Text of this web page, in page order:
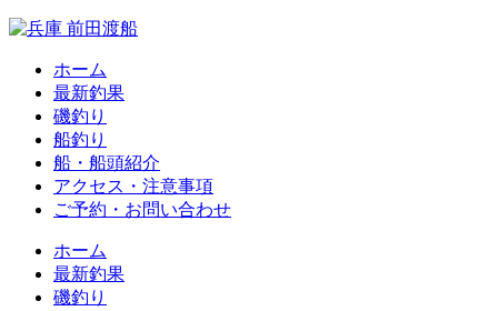
ホーム
最新釣果
磯釣り
船釣り
船・船頭紹介
アクセス・注意事項
ご予約・お問い合わせ
ホーム
最新釣果
磯釣り